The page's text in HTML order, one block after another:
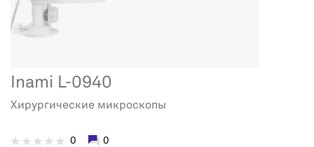
Inami L-0940
Хирургические микроскопы
0 0